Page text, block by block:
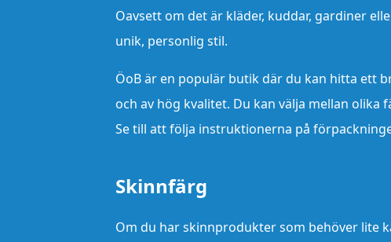
Oavsett om det är kläder, kuddar, gardiner
unik, personlig stil.
ÖoB är en populär butik där du kan hitta ett
och av hög kvalitet. Du kan välja mellan
Se till att följa instruktionerna på
Skinnfärg
Om du har skinnprodukter som behöver lite